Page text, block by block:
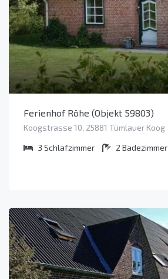
Ferienhof Röhe (Objekt 59803)
Koogstrasse 10, 25881 Tümlauer Koog
3 Schlafzimmer 2 Badezimmer